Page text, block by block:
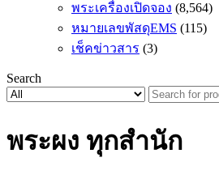
พระเครื่องเปิดจอง (8,564)
หมายเลขพัสดุEMS (115)
เช็คข่าวสาร (3)
Search
พระผง ทุกสำนัก